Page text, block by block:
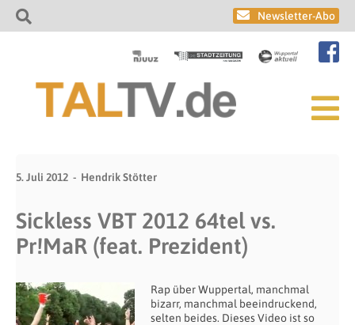
Newsletter-Abo
5. Juli 2012 Hendrik Stötter
Sickless VBT 2012 64tel vs.
Pr!MaR (feat. Prezident)
Rap über Wuppertal, manchmal
bizarr, manchmal beeindruckend,
selten beides. Dieses Video ist so